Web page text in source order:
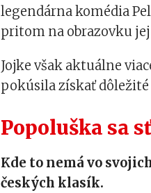
legendárna komédia
pritom na obrazovku
Jojke však aktuálne
pokúsila získať
Popoluška sa
Kde to nemá vo
českých klasík.